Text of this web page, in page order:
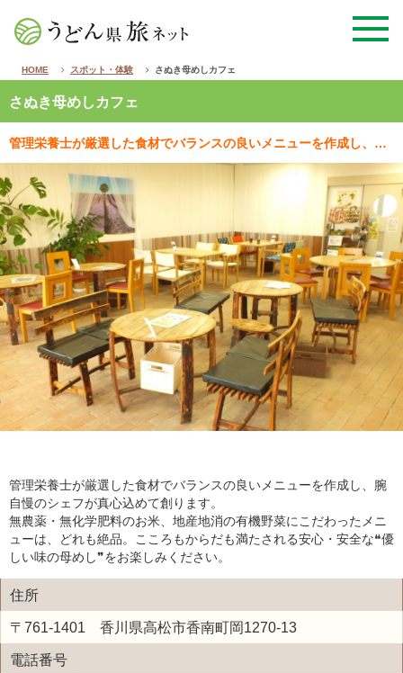
HOME スポット・体験 さぬき母めしカフェ
さぬき母めしカフェ
管理栄養士が厳選した食材でバランスの良いメニューを作成し、腕自慢のシェフが真心込めて創ります。 無…
管理栄養士が厳選した食材でバランスの良いメニューを作成し、腕
自慢のシェフが真心込めて創ります。
無農薬・無化学肥料のお米、地産地消の有機野菜にこだわったメニ
ューは、どれも絶品。こころもからだも満たされる安心・安全な❝優
しい味の母めし❞をお楽しみください。
住所
〒761-1401 香川県高松市香南町岡1270-13
電話番号